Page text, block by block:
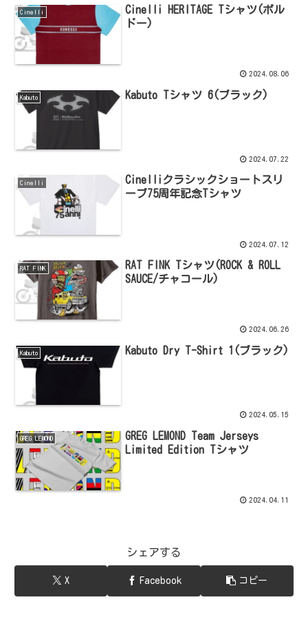
Cinelli
Cinelli HERITAGE Tシャツ(ボル
ドー)
2024.08.06
Kabuto Kabuto Tシャツ 6(ブラック)
2024.07.22
Cinelli
Cinelliクラシックショートスリ
ーブ75周年記念Tシャツ
2024.07.12
RAT FINK
RAT FINK Tシャツ(ROCK & ROLL
SAUCE/チャコール)
2024.06.26
Kabuto Kabuto Dry T-Shirt 1(ブラック)
2024.05.15
GREG LEMOND
GREG LEMOND Team Jerseys
Limited Edition Tシャツ
2024.04.11
シェアする
X Facebook コピー